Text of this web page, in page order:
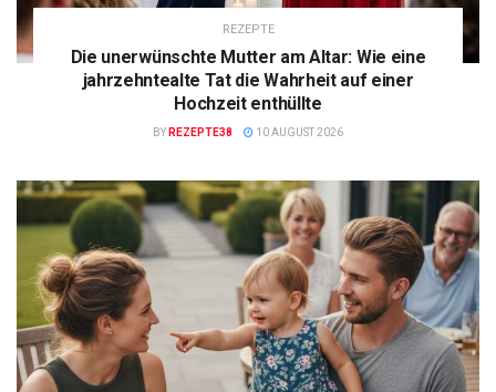
REZEPTE
Die unerwünschte Mutter am Altar: Wie eine
jahrzehntealte Tat die Wahrheit auf einer
Hochzeit enthüllte
BY REZEPTE38 10 AUGUST 2026